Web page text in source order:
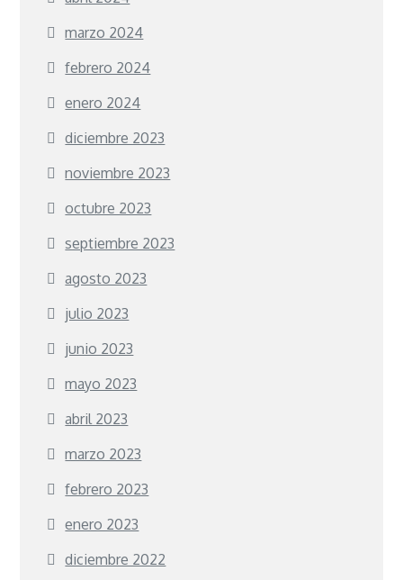
marzo 2024
febrero 2024
enero 2024
diciembre 2023
noviembre 2023
octubre 2023
septiembre 2023
agosto 2023
julio 2023
junio 2023
mayo 2023
abril 2023
marzo 2023
febrero 2023
enero 2023
diciembre 2022